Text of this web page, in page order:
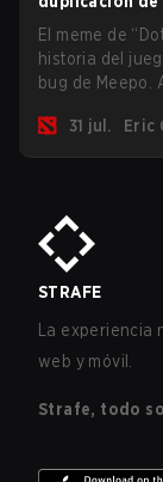
El meme de
historia del
bug de Meepo.
son los más
31 jul. Eric
STRAFE
La
web y móvil.
Strafe, todo